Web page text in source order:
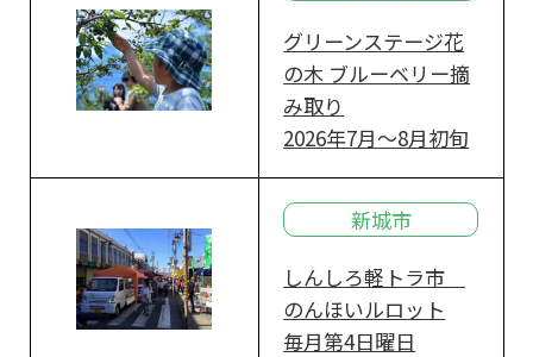
グリーンステージ花
の木 ブルーベリー摘
み取り
2026年7月～8月初旬
新城市
しんしろ軽トラ市
のんほいルロット
毎月第4日曜日